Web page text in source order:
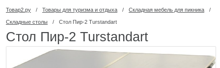
Товар2.ру / Товары для туризма и отдыха / Складная мебель для пикника /
Складные столы / Стол Пир-2 Turstandart
Стол Пир-2 Turstandart